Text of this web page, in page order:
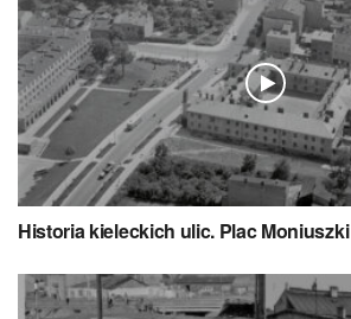
Historia kieleckich ulic. Plac Moniuszki